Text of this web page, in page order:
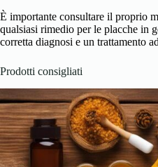
È importante consultare il proprio
qualsiasi rimedio per le placche in
corretta diagnosi e un trattamento
Prodotti consigliati